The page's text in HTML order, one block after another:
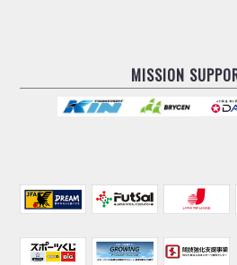
MISSION